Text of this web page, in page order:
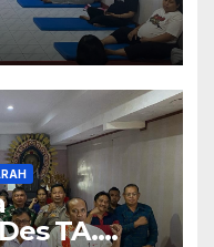
TA.